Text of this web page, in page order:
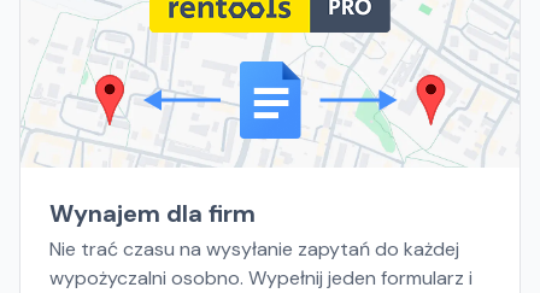
Wynajem dla firm
Nie trać czasu na wysyłanie zapytań do każdej
wypożyczalni osobno. Wypełnij jeden formularz i